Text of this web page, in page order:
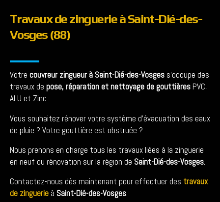
Travaux de zinguerie à Saint-Dié-des-
Vosges (88)
Votre couvreur zingueur à Saint-Dié-des-Vosges s’occupe des
travaux de pose, réparation et nettoyage de gouttières PVC,
ALU et Zinc.
Vous souhaitez rénover votre système d’évacuation des eaux
de pluie ? Votre gouttière est obstruée ?
Nous prenons en charge tous les travaux liées à la zinguerie
en neuf ou rénovation sur la région de Saint-Dié-des-Vosges.
Contactez-nous dès maintenant pour effectuer des travaux
de zinguerie à Saint-Dié-des-Vosges.